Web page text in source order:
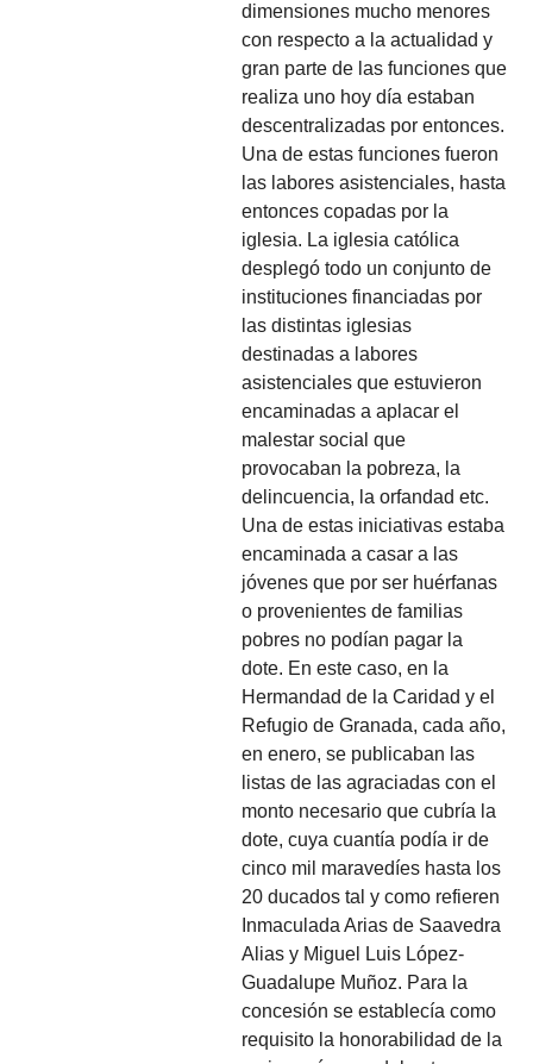
dimensiones mucho menores
con respecto a la actualidad y
gran parte de las funciones que
realiza uno hoy día estaban
descentralizadas por entonces.
Una de estas funciones fueron
las labores asistenciales, hasta
entonces copadas por la
iglesia. La iglesia católica
desplegó todo un conjunto de
instituciones financiadas por
las distintas iglesias
destinadas a labores
asistenciales que estuvieron
encaminadas a aplacar el
malestar social que
provocaban la pobreza, la
delincuencia, la orfandad etc.
Una de estas iniciativas estaba
encaminada a casar a las
jóvenes que por ser huérfanas
o provenientes de familias
pobres no podían pagar la
dote. En este caso, en la
Hermandad de la Caridad y el
Refugio de Granada, cada año,
en enero, se publicaban las
listas de las agraciadas con el
monto necesario que cubría la
dote, cuya cuantía podía ir de
cinco mil maravedíes hasta los
20 ducados tal y como refieren
Inmaculada Arias de Saavedra
Alias y Miguel Luis López-
Guadalupe Muñoz. Para la
concesión se establecía como
requisito la honorabilidad de la